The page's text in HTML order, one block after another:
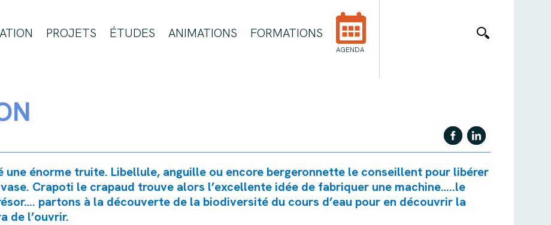
PROJETS ÉTUDES ANIMATIONS FORMATIONS
AGENDA
une énorme truite. Libellule, anguille ou encore bergeronnette le conseillent pour libérer
Crapoti le crapaud trouve alors l’excellente idée de fabriquer une machine…..le
partons à la découverte de la biodiversité du cours d’eau pour en découvrir la
de l’ouvrir.